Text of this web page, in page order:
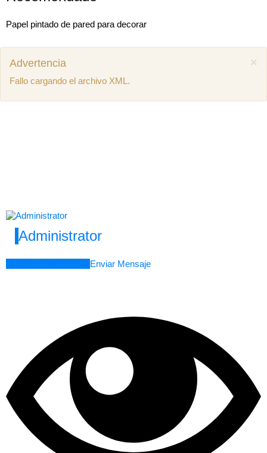
Papel pintado de pared para decorar
×
Advertencia
Fallo cargando el archivo XML.
Administrator
Enviar Mensaje